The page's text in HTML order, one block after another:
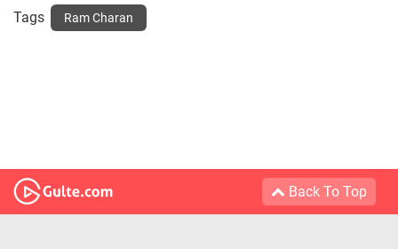
Tags Ram Charan
Back To Top